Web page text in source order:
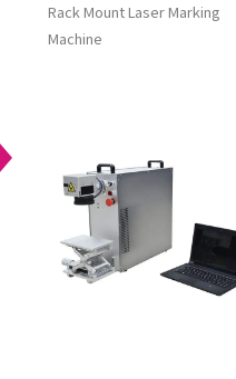
Rack Mount Laser Marking
Machine